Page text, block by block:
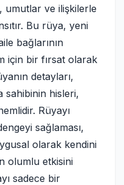
umutlar ve ilişkilerle
Bu rüya, yeni
bağlarının
için bir fırsat olarak
detayları,
sahibinin hisleri,
Rüyayı
sağlaması,
olarak kendini
olumlu etkisini
sadece bir